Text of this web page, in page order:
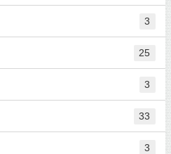
3
25
3
33
3